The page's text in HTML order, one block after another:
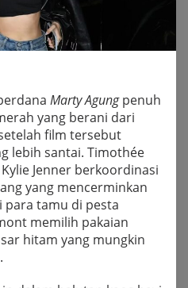
Marty Agungpenuh
yang berani dari
film tersebut
lebih santai. Timothée
Jenner berkoordinasi
yang mencerminkan
para tamu di pesta
memilih pakaian
hitam yang mungkin